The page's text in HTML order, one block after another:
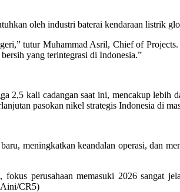
oleh industri baterai kendaraan listrik
tutur Muhammad Asril, Chief of
yang terintegrasi di Indonesia.”
2,5 kali cadangan saat ini, mencakup lebih
pasokan nikel strategis Indonesia di
meningkatkan keandalan operasi, dan
perusahaan memasuki 2026 sangat
CR5)